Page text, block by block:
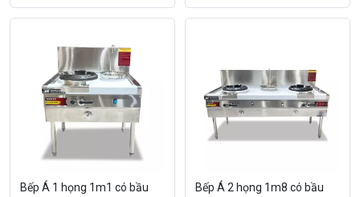
Bếp Á 1 họng 1m1 có bầu
Bếp Á 2 họng 1m8 có bầu